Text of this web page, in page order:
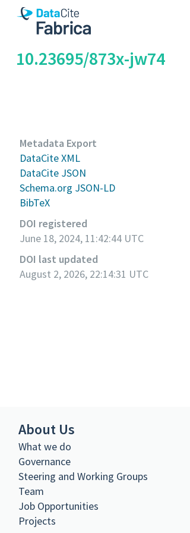
10.23695/873x-jw74
Metadata Export
DataCite XML
DataCite JSON
Schema.org JSON-LD
BibTeX
DOI registered
June 18, 2024, 11:42:44 UTC
DOI last updated
August 2, 2026, 22:14:31 UTC
About Us
What we do
Governance
Steering and Working Groups
Team
Job Opportunities
Projects